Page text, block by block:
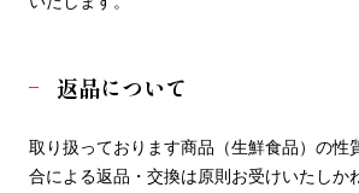
返品について
取り扱っております商品（生鮮食品）の性
合による返品・交換は原則お受けいたしか